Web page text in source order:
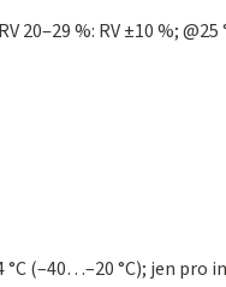
20‒29 %: RV ±10 %; @25
°C (–40…–20 °C); jen